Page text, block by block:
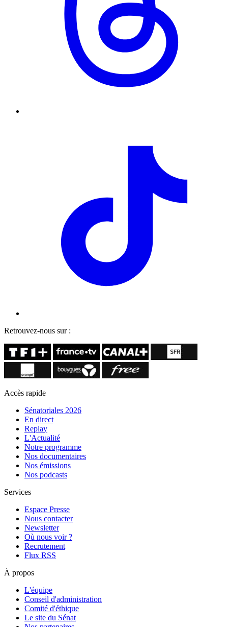
Retrouvez-nous sur :
Accès rapide
Sénatoriales 2026
En direct
Replay
L'Actualité
Notre programme
Nos documentaires
Nos émissions
Nos podcasts
Services
Espace Presse
Nous contacter
Newsletter
Où nous voir ?
Recrutement
Flux RSS
À propos
L'équipe
Conseil d'administration
Comité d'éthique
Le site du Sénat